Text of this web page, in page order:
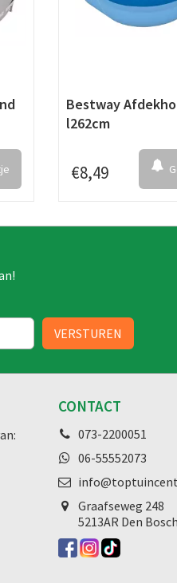
Bestway
l262cm
€8,49
CONTACT
073-2200051
06-55552073
Graafseweg 248
5213AR Den Bosch